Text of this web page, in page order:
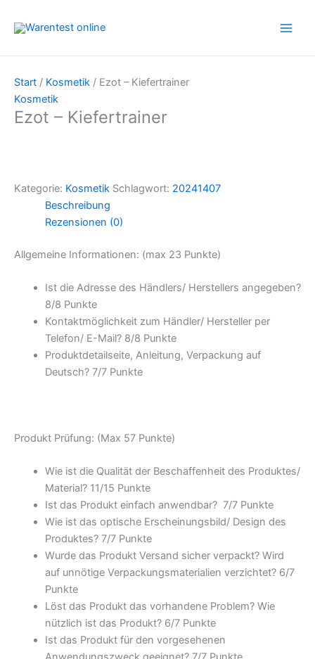
Inhalt
Start / Kosmetik / Ezot – Kiefertrainer
Kosmetik
Ezot – Kiefertrainer
Kategorie: Kosmetik Schlagwort: 20241407
Beschreibung
Rezensionen (0)
Allgemeine Informationen: (max 23 Punkte)
Ist die Adresse des Händlers/ Herstellers angegeben?
8/8 Punkte
Kontaktmöglichkeit zum Händler/ Hersteller per
Telefon/ E-Mail? 8/8 Punkte
Produktdetailseite, Anleitung, Verpackung auf
Deutsch? 7/7 Punkte
Produkt Prüfung: (Max 57 Punkte)
Wie ist die Qualität der Beschaffenheit des Produktes/
Material? 11/15 Punkte
Ist das Produkt einfach anwendbar? 7/7 Punkte
Wie ist das optische Erscheinungsbild/ Design des
Produktes? 7/7 Punkte
Wurde das Produkt Versand sicher verpackt? Wird
auf unnötige Verpackungsmaterialien verzichtet? 6/7
Punkte
Löst das Produkt das vorhandene Problem? Wie
nützlich ist das Produkt? 6/7 Punkte
Ist das Produkt für den vorgesehenen